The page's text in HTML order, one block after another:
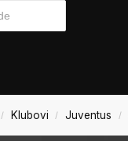
/ Klubovi / Juventus /